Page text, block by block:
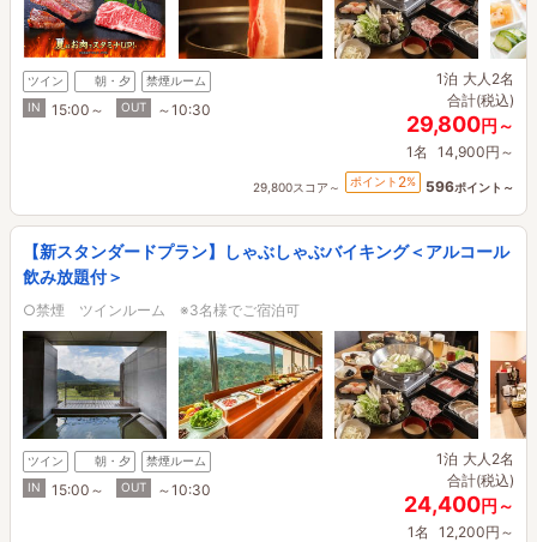
ツイン 朝・夕
禁煙ルーム
IN
15:00～ OUT ～10:30
1泊 大人2名
合計(税込)
29,800円～
1名 14,900円～
29,800スコア～ ポイント 2% 596ポイント～
【新スタンダードプラン】しゃぶしゃぶバイキング＜アルコール
飲み放題付＞
○禁煙 ツインルーム ※3名様でご宿泊可
ツイン 朝・夕
禁煙ルーム
IN
15:00～ OUT ～10:30
1泊 大人2名
合計(税込)
24,400円～
1名 12,200円～